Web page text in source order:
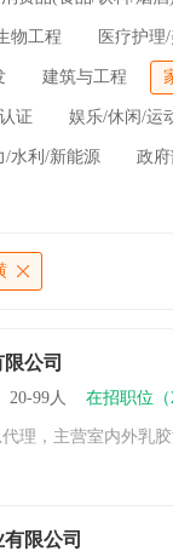
物工程 医疗护理
建筑与工程
证 娱乐/休闲/运
/水利/新能源 政
公司
99人 在招职位（
理，主营室内外乳
限公司